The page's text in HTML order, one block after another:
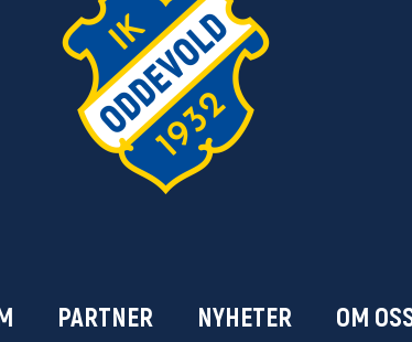
PARTNER NYHETER OM